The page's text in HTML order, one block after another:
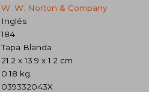
W. W. Norton & Company
Inglés
184
Tapa Blanda
21.2 x 13.9 x 1.2 cm
0.18 kg.
039332043X